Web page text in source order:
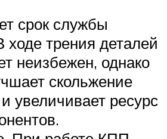
срок службы
ходе трения деталей
неизбежен, однако
скольжение
увеличивает ресурс